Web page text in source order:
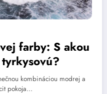
farby: S akou
kombináciou modrej a
pokoja…